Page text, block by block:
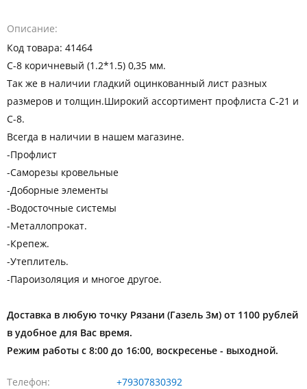
Описание
Код товара: 41464
С-8 коричневый (1.2*1.5) 0,35 мм.
Так же в наличии гладкий оцинкованный лист разных
размеров и толщин.Широкий ассортимент профлиста С-21 и
С-8.
Всегда в наличии в нашем магазине.
-Профлист
-Саморезы кровельные
-Доборные элементы
-Водосточные системы
-Металлопрокат.
-Крепеж.
-Утеплитель.
-Пароизоляция и многое другое.
Доставка в любую точку Рязани (Газель 3м) от 1100 рублей
в удобное для Вас время.
Режим работы с 8:00 до 16:00, воскресенье - выходной.
Телефон +79307830392